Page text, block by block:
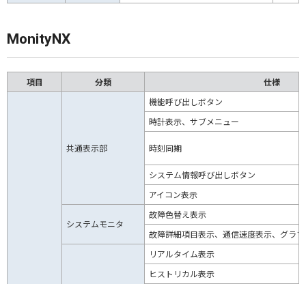
MonityNX
項目 分類 仕様
共通表示部
機能呼び出しボタン
時計表示、サブメニュー
時刻同期
システム情報呼び出しボタン
アイコン表示
システムモニタ
故障色替え表示
故障詳細項目表示、通信速度表示、グラ
リアルタイム表示
ヒストリカル表示